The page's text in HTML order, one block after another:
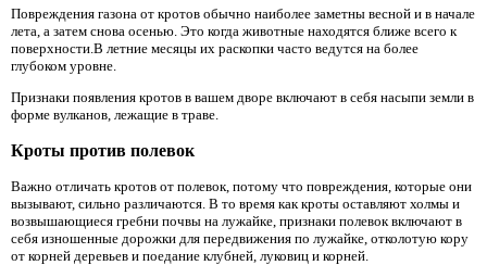
Повреждения газона от кротов обычно наиболее заметны весной и в начале
лета, а затем снова осенью. Это когда животные находятся ближе всего к
поверхности.В летние месяцы их раскопки часто ведутся на более
глубоком уровне.
Признаки появления кротов в вашем дворе включают в себя насыпи земли в
форме вулканов, лежащие в траве.
Кроты против полевок
Важно отличать кротов от полевок, потому что повреждения, которые они
вызывают, сильно различаются. В то время как кроты оставляют холмы и
возвышающиеся гребни почвы на лужайке, признаки полевок включают в
себя изношенные дорожки для передвижения по лужайке, отколотую кору
от корней деревьев и поедание клубней, луковиц и корней.